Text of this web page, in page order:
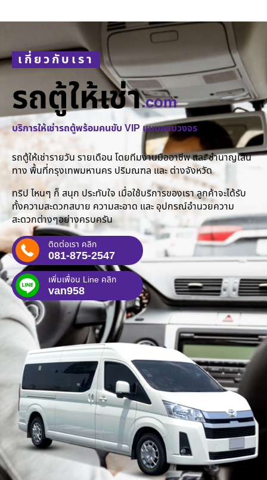
เกี่ยวกับเรา
รถตู้ให้เช่า.com
บริการให้เช่ารถตู้พร้อมคนขับ VIP แบบครบวงจร
รถตู้ให้เช่ารายวัน รายเดือน โดยทีมงานมืออาชีพ และ ชำนาญเส้น
ทาง พื้นที่กรุงเทพมหานคร ปริมณฑล และ ต่างจังหวัด
ทริป ไหนๆ ก็ สนุก ประทับใจ เมื่อใช้บริการของเรา ลูกค้าจะได้รับ
ทั้งความสะดวกสบาย ความสะอาด และ อุปกรณ์อำนวยความ
สะดวกต่างๆอย่างครบครัน
ติดต่อเรา คลิก
081-875-2547
เพิ่มเพื่อน Line คลิก
van958